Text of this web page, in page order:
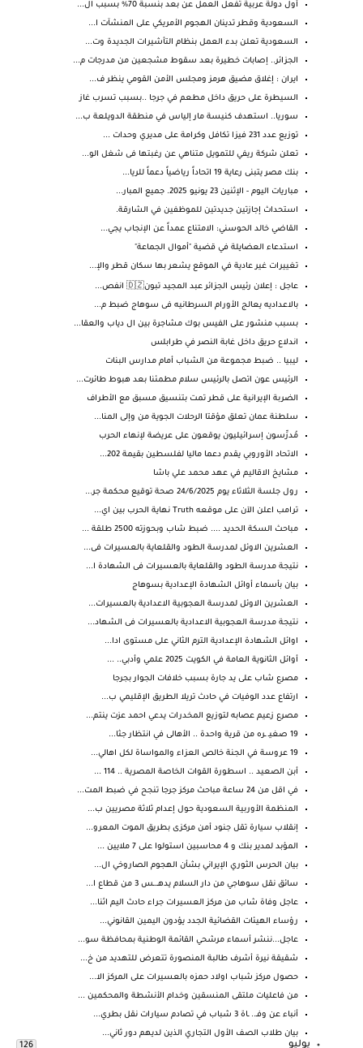
أول دولة عربية تفعل العمل عن بعد بنسبة 70% بسبب ال...
السعودية وقطر تدينان الهجوم الأمريكي على المنشآت ا...
السعودية تعلن بدء العمل بنظام التأشيرات الجديدة وت...
الجزائر.. إصابات خطيرة بعد سقوط مشجعين من مدرجات م...
ايران : إغلاق مضيق هرمز ومجلس الأمن القومي ينظر ف...
السيطرة على حريق داخل مطعم في جرجا ..بسبب تسرب غاز
سوريا.. استهدف كنيسة مار إلياس في منطقة الدويلعة ب...
توزيع عدد 231 فيزا تكافل وكرامة على مديري وحدات ...
تعلن شركة ريفي للتمويل متناهي عن رغبتها فى شغل الو...
بنك مصر يتبنى رعاية 19 اتحاداً رياضياً دعماً للريا...
مباريات اليوم - الإثنين 23 يونيو 2025. جميع المبار...
استحداث إجازتين جديدتين للموظفين في الشارقة.
القاضي خالد الحوسني: الامتناع عمداً عن الإنجاب يجي...
استدعاء العضايلة في قضية "أموال الجماعة"
تغييرات غير عادية في الموقع يشعر بها سكان قطر والإ...
عاجل : إعلان رئيس الجزائر عبد المجيد تبون🇩🇿 انفص...
بالاعداديه يعالج الأورام السرطانيه فى سوهاج ضبط م...
بسبب منشور على الفيس بوك مشاجرة بين ال دياب والعقا...
اندلاع حريق داخل غابة النصر في طرابلس
ليبيا .. ضبط مجموعة من الشباب أمام مدارس البنات
الرئيس عون اتصل بالرئيس سلام مطمئنا بعد هبوط طائرت...
الضربة الإيرانية على قطر تمت بتنسيق مسبق مع الأطراف
سلطنة عمان تعلق مؤقتا الرحلات الجوية من وإلى المنا...
مُدرِّسون إسرائيليون يوقعون على عريضة لإنهاء الحرب
الاتحاد الأوروبي يقدم دعما ماليا لفلسطين بقيمة 202...
مشايخ الاقاليم في عهد محمد علي باشا
رول جلسة الثلاثاء يوم 24/6/2025 صحة توقيع محكمة جر...
ترامب اعلن الآن على موقعه Truth نهاية الحرب بين اي...
مباحث السكة الحديد .... ضبط شاب وبحوزته 2500 طلقة ...
العشرين الاوئل لمدرسة الطود والقلعاية بالعسيرات فى...
نتيجة مدرسة الطود والقلعاية بالعسيرات فى الشهادة ا...
بيان بأسماء أوائل الشهادة الإعدادية بسوهاج
العشرين الاوئل لمدرسة العجوبية الاعدادية بالعسيرات...
نتيجة مدرسة العجوبية الاعدادية بالعسيرات فى الشهاد...
اوائل الشهادة الإعدادية الترم الثاني على مستوى ادا...
أوائل الثانوية العامة في الكويت 2025 علمي وأدبي.. ...
مصرع شاب على يد جارة بسبب خلافات الجوار بجرجا
ارتفاع عدد الوفيات في حادث تريلا الطريق الإقليمي ب...
مصرع زعيم عصابه لتوزيع المخدرات يدعي احمد عزت ينتم...
19 صغيـ ـره من قرية واحدة .. الأهالى في انتظار جثا...
19 عروسة في الجنة خالص العزاء والمواساة لكل اهالي...
أبن الصعيد .. اسطورة القوات الخاصة المصرية .. 114 ...
في اقل من 24 ساعة مباحث مركز جرجا تنجح في ضبط المت...
المنظمة الأوربية السعودية حول إعدام ثلاثة مصريين ب...
إنقلاب سيارة تقل جنود أمن مركزى بطريق الموت المعرو...
المؤبد لمدير بنك و 4 محاسبين استولوا على 7 ملايين ...
بيان الحرس الثوري الإيراني بشأن الهجوم الصاروخي ال...
سائق نقل سوهاجي من دار السلام يدهــ.ـس 3 من قطاع ا...
عاجل وفاة شاب من مركز العسيرات جراء حادث اليم اثنا...
رؤساء الهيئات القضائية الجدد يؤدون اليمين القانوني...
عاجل...ننشر أسماء مرشحي القائمة الوطنية بمحافظة سو...
شقيقة نيرة أشرف طالبة المنصورة تتعرض للتهديد من خ...
حصول مركز شباب اولاد حمزه بالعسيرات على المركز الا...
من فاعليات ملتقى المنسقين وخدام الأنشطة والمحكمين ...
أنباء عن وفـ.. ـاة 3 شباب في تصادم سيارات نقل بطري...
بيان طلاب الصف الأول التجاري الذين لديهم دور ثاني...
يوليو 126